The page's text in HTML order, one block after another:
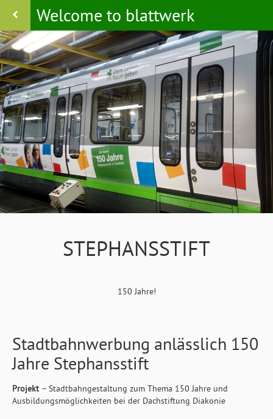
Welcome to blattwerk
STEPHANSSTIFT
150 Jahre!
Stadtbahnwerbung anlässlich 150
Jahre Stephansstift
Projekt – Stadtbahngestaltung zum Thema 150 Jahre und
Ausbildungsmöglichkeiten bei der Dachstiftung Diakonie